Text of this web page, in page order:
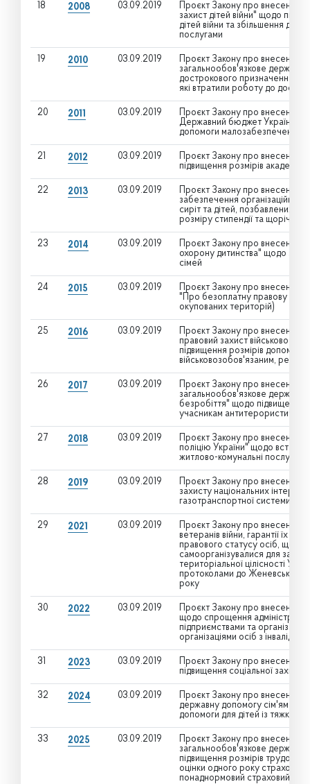
18 2008 03.09.2019
Проєкт Закону про внесення
захист дітей війни" щодо
дітей війни та збільшення для
послугами
19 2010 03.09.2019
Проєкт Закону про внесення
загальнообов'язкове
дострокового призначення
які втратили роботу до
20 2011 03.09.2019
Проєкт Закону про внесення
Державний бюджет України на
допомоги малозабезпеченим
21 2012 03.09.2019
Проєкт Закону про внесення
підвищення розмірів
22 2013 03.09.2019
Проєкт Закону про внесення
забезпечення організаційно-
сиріт та дітей, позбавлених
розміру стипендії та щорічної
23 2014 03.09.2019
Проєкт Закону про внесення
охорону дитинства" щодо
сімей
24 2015 03.09.2019
Проєкт Закону про внесення
"Про безоплатну правову
окупованих територій)
25 2016 03.09.2019
Проєкт Закону про внесення
правовий захист
підвищення розмірів допомоги
військовозобов'язаним,
26 2017 03.09.2019
Проєкт Закону про внесення
загальнообов'язкове
безробіття" щодо підвищення
учасникам антитерористичної
27 2018 03.09.2019
Проєкт Закону про внесення
поліцію України" щодо
житлово-комунальні послуги
28 2019 03.09.2019
Проєкт Закону про внесення
захисту національних
газотранспортної системи
29 2021 03.09.2019
Проєкт Закону про внесення
ветеранів війни, гарантії їх
правового статусу осіб, що в
самоорганізувалися для
територіальної цілісності
протоколами до Женевських
року
30 2022 03.09.2019
Проєкт Закону про внесення
щодо спрощення
підприємствами та
організаціями осіб з
31 2023 03.09.2019
Проєкт Закону про внесення
підвищення соціальної
32 2024 03.09.2019
Проєкт Закону про внесення
державну допомогу сім'ям з
допомоги для дітей із
33 2025 03.09.2019
Проєкт Закону про внесення
загальнообов'язкове
підвищення розмірів трудових
оцінки одного року
понаднормовий страховий